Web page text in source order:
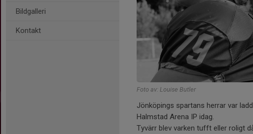
Bildgalleri
Kontakt
Foto av: Louise Butler
Jönköpings spartans herrar var
Halmstad Arena IP idag.
Tyvärr blev varken tufft eller roligt